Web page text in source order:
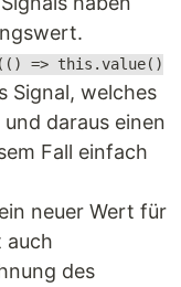
=> this.value()
Signal, welches
daraus einen
Fall einfach
neuer Wert für
auch
des